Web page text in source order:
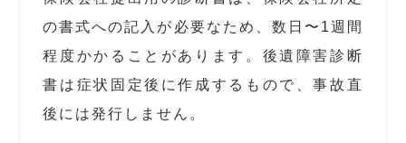
の書式への記入が必要なため、数日〜1週間
程度かかることがあります。後遺障害診断
書は症状固定後に作成するもので、事故直
後には発行しません。